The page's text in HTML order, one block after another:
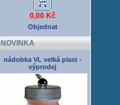
0,00 Kč
Objednat
NOVINKA
nádobka VL velká plast -
výprodej